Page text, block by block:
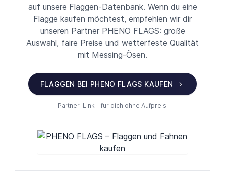
auf unsere Flaggen-Datenbank. Wenn du eine
Flagge kaufen möchtest, empfehlen wir dir
unseren Partner PHENO FLAGS: große
Auswahl, faire Preise und wetterfeste Qualität
mit Messing-Ösen.
FLAGGEN BEI PHENO FLAGS KAUFEN
Partner-Link – für dich ohne Aufpreis.